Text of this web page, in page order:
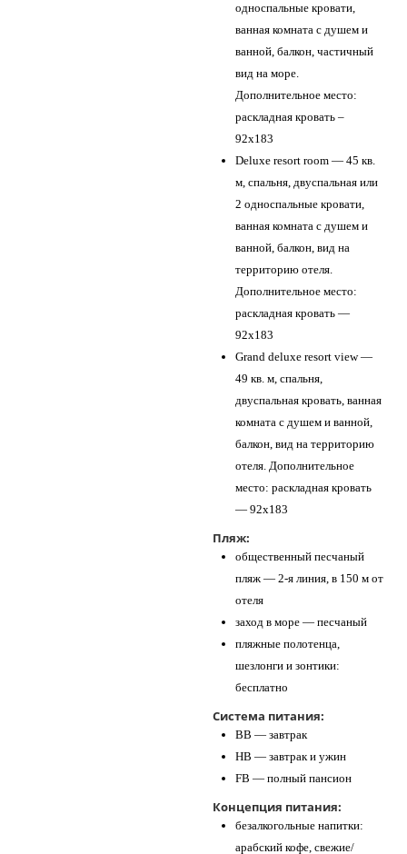
односпальные кровати,
ванная комната с душем и
ванной, балкон, частичный
вид на море.
Дополнительное место:
раскладная кровать –
92х183
Deluxe resort room — 45 кв.
м, спальня, двуспальная или
2 односпальные кровати,
ванная комната с душем и
ванной, балкон, вид на
территорию отеля.
Дополнительное место:
раскладная кровать —
92х183
Grand deluxe resort view —
49 кв. м, спальня,
двуспальная кровать, ванная
комната с душем и ванной,
балкон, вид на территорию
отеля. Дополнительное
место: раскладная кровать
— 92х183
Пляж:
общественный песчаный
пляж — 2-я линия, в 150 м от
отеля
заход в море — песчаный
пляжные полотенца,
шезлонги и зонтики:
бесплатно
Система питания:
BB — завтрак
HB — завтрак и ужин
FB — полный пансион
Концепция питания:
безалкогольные напитки:
арабский кофе, свежие/